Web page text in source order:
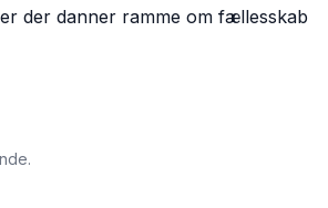
der danner ramme om fællesskab